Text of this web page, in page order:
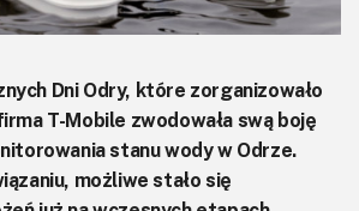
Dni Odry, które zorganizowało
T-Mobile zwodowała swą boję
stanu wody w Odrze.
możliwe stało się